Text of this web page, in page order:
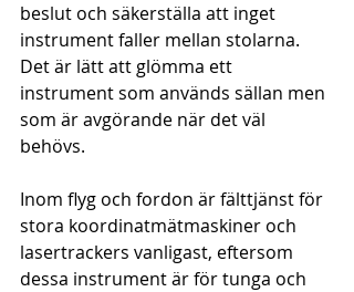
beslut och säkerställa att inget
instrument faller mellan stolarna.
Det är lätt att glömma ett
instrument som används sällan men
som är avgörande när det väl
behövs.
Inom flyg och fordon är fälttjänst för
stora koordinatmätmaskiner och
lasertrackers vanligast, eftersom
dessa instrument är för tunga och